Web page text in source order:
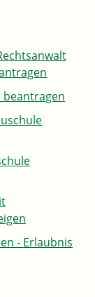
beantragen
- Erlaubnis